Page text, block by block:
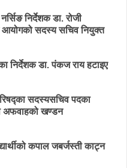
निर्देशक डा. रोजी
आयोगको सदस्य सचिव नियुक्त
निर्देशक डा. पंकज राय हटाइए
सदस्यसचिव पदका
अफवाहको खण्डन
कपाल जबर्जस्ती काट्न